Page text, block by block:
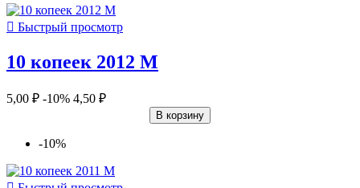
 Быстрый просмотр
10 копеек 2012 М
5,00 ₽ -10% 4,50 ₽
В корзину
-10%